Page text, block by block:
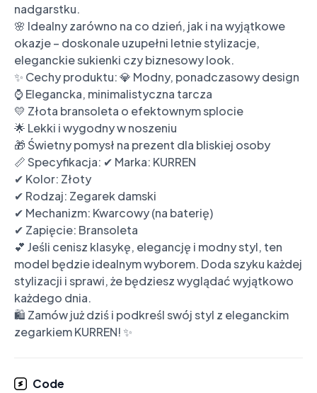
nadgarstku.
🌸 Idealny zarówno na co dzień, jak i na wyjątkowe
okazje – doskonale uzupełni letnie stylizacje,
eleganckie sukienki czy biznesowy look.
✨ Cechy produktu: 💎 Modny, ponadczasowy design
⌚ Elegancka, minimalistyczna tarcza
💛 Złota bransoleta o efektownym splocie
🌟 Lekki i wygodny w noszeniu
🎁 Świetny pomysł na prezent dla bliskiej osoby
📏 Specyfikacja: ✔ Marka: KURREN
✔ Kolor: Złoty
✔ Rodzaj: Zegarek damski
✔ Mechanizm: Kwarcowy (na baterię)
✔ Zapięcie: Bransoleta
💕 Jeśli cenisz klasykę, elegancję i modny styl, ten
model będzie idealnym wyborem. Doda szyku każdej
stylizacji i sprawi, że będziesz wyglądać wyjątkowo
każdego dnia.
🛍️ Zamów już dziś i podkreśl swój styl z eleganckim
zegarkiem KURREN! ✨
Code